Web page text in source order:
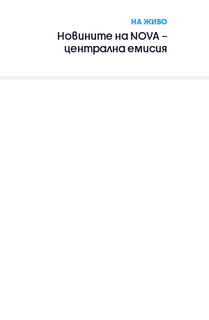
НА ЖИВО
Новините на NOVA –
централна емисия